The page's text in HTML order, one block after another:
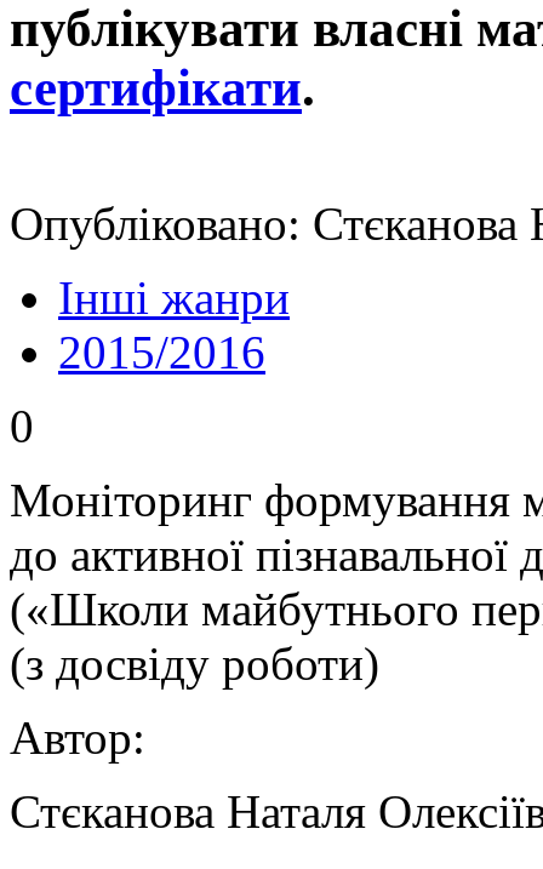
публікувати власні
сертифікати.
Опубліковано:
Інші жанри
2015/2016
0
Моніторинг формування
до активної
(«Школи майбутнього
(з досвіду роботи)
Автор:
Стєканова Наталя